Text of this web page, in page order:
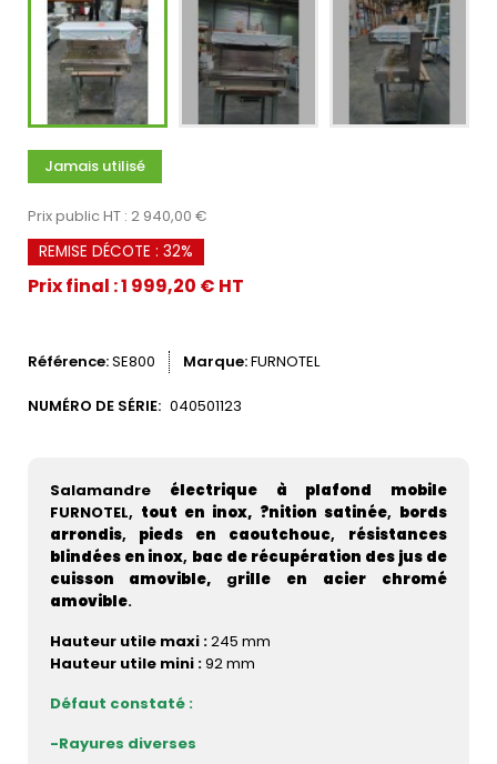
Jamais utilisé
Prix public HT : 2 940,00 €
REMISE DÉCOTE : 32%
Prix final : 1 999,20 € HT
Référence SE800 Marque FURNOTEL
NUMÉRO DE SÉRIE: 040501123
Salamandre électrique à plafond mobile
FURNOTEL, tout en inox, ?nition satinée, bords
arrondis, pieds en caoutchouc, résistances
blindées en inox, bac de récupération des jus de
cuisson amovible, grille en acier chromé
amovible.
Hauteur utile maxi :245 mm
Hauteur utile mini :92 mm
Défaut constaté :
-Rayures diverses